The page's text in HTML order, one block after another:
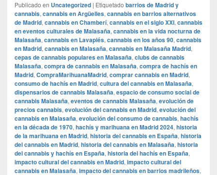
Publicado en Uncategorized | Etiquetado barrios de Madrid y
cannabis, cannabis en Argüelles, cannabis en barrios alternativos
de Madrid, cannabis en Chamberí, cannabis en el siglo XXI, cannabis
en eventos culturales de Malasaña, cannabis en la vida nocturna de
Malasaña, cannabis en Lavapiés, cannabis en los años 90, cannabis
en Madrid, cannabis en Malasaña, cannabis en Malasaña Madrid,
cepas de cannabis populares en Malasaña, clubs de cannabis
Malasaña, compra de cannabis en Malasaña, compra de hachís en
Madrid, CompraMarihuanaMadrid, comprar cannabis en Madrid,
consumo de hachís en Madrid, cultura del cannabis en Malasaña,
dispensarios de cannabis Malasaña, espacio de consumo social de
cannabis Malasaña, eventos de cannabis Malasaña, evolución de
precios cannabis, evolución del cannabis en Madrid, evolución del
cannabis en Malasaña, evolución del consumo de cannabis, hachís
en la década de 1970, hachís y marihuana en Madrid 2024, historia
de la marihuana en Madrid, historia del cannabis en España, historia
del cannabis en Madrid, historia del cannabis en Malasaña, historia
del cannabis y hachís en España, historia del hachís en España,
impacto cultural del cannabis en Madrid, impacto cultural del
cannabis en Malasaña, impacto del cannabis en barrios madrileños,